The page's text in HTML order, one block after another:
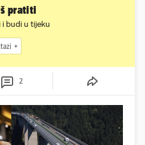
pratiti
i budi u tijeku
2